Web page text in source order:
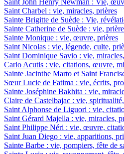
Saint John Henry Newman : Vie,
Saint Charbel : vie, miracles, prières
Sainte Brigitte de Suède : Vie,
Sainte Catherine de Suède : vie,
Sainte Monique : vie, œuvre, prières
Saint Nicolas : vie, légende, culte,
Saint Dominique Savio : vie,
Carlo Acutis : vie, citations, œuvre,
Sainte Jacinthe Marto et Saint
Sœur Lucie de Fatima : vie, écrits,
Sainte Joséphine Bakhita : vie,
Claire de Castelbajac : vie,
Saint Alphonse de Liguori : vie,
Saint Gérard Majella : vie, miracles,
Saint Philippe Néri : vie, œuvre,
Saint Juan Diego : vie, apparitions,
Sainte Barbe : vie, pompiers, fête de